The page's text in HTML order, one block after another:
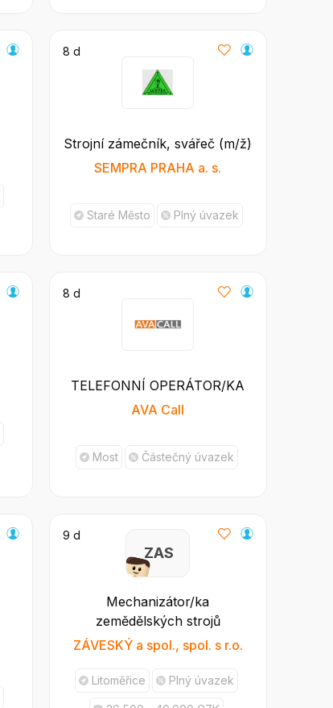
8 d
Strojní zámečník, svářeč (m/ž)
SEMPRA PRAHA a. s.
Staré Město Plný úvazek
8 d
TELEFONNÍ OPERÁTOR/KA
AVA Call
Most Částečný úvazek
9 d
Z A S
Mechanizátor/ka
zemědělských strojů
ZÁVESKÝ a spol., spol. s r.o.
Litoměřice Plný úvazek